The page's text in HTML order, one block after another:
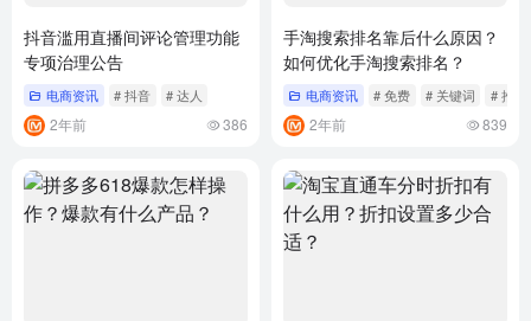
抖音滥用直播间评论管理功能
专项治理公告
电商资讯 # 抖音 # 达人
2年前 386
手淘搜索排名靠后什么原因？
如何优化手淘搜索排名？
电商资讯 # 免费 # 关键词 # 推广
2年前 839